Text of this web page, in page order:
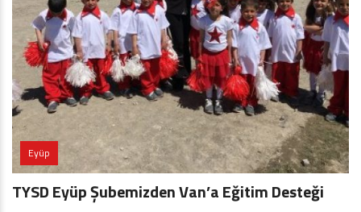
Eyüp
TYSD Eyüp Şubemizden Van’a Eğitim Desteği